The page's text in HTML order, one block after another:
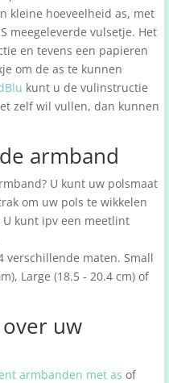
kleine hoeveelheid as, met
meegeleverde vulsetje. Het
en tevens een papieren
om de as te kunnen
kunt u de vulinstructie
zelf wil vullen, dan kunnen
armband
U kunt uw polsmaat
om uw pols te wikkelen
U kunt ipv een meetlint
verschillende maten. Small
Large (18.5 - 20.4 cm) of
uw
armbanden met as of